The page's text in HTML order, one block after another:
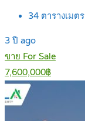
34 ตารางเมตร
3 ปี ago
ขาย For Sale
7,600,000฿